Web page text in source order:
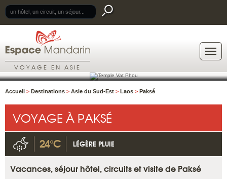
VOYAGE EN ASIE
Accueil > Destinations > Asie du Sud-Est > Laos > Paksé
VOYAGE À PAKSÉ
24°C LÉGÈRE PLUIE
Vacances, séjour hôtel, circuits et visite de Paksé